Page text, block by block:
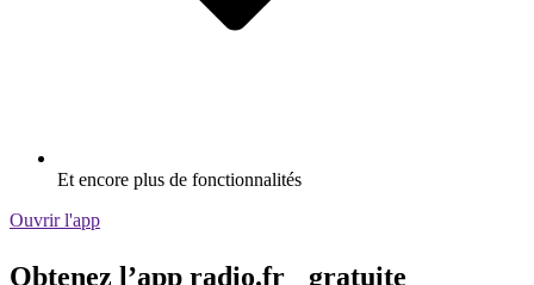
Et encore plus de fonctionnalités
Ouvrir l'app
Obtenez l’app radio.fr gratuite